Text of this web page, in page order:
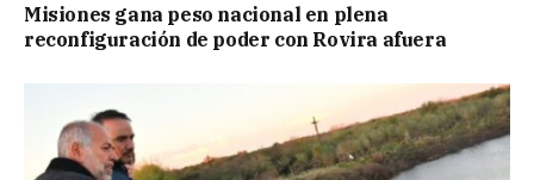
Misiones gana peso nacional en plena
reconfiguración de poder con Rovira afuera